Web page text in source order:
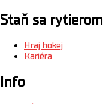
Staň sa rytierom
Hraj hokej
Kariéra
Info